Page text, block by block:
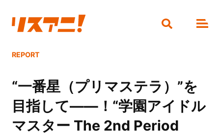
REPORT
“一番星（プリマステラ）”を
目指して――！“学園アイドル
マスター The 2nd Period